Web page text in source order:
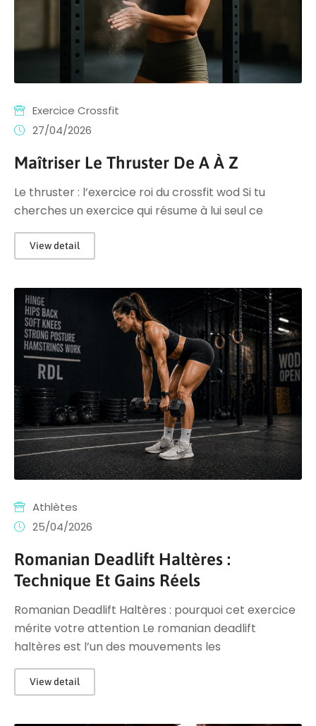
Exercice Crossfit
27/04/2026
Maîtriser Le Thruster De A À Z
Le thruster : l’exercice roi du crossfit wod Si tu
cherches un exercice qui résume à lui seul ce
View detail
Athlètes
25/04/2026
Romanian Deadlift Haltères :
Technique Et Gains Réels
Romanian Deadlift Haltères : pourquoi cet exercice
mérite votre attention Le romanian deadlift
haltères est l’un des mouvements les
View detail